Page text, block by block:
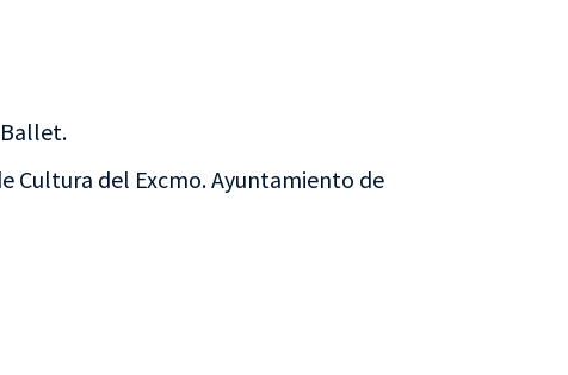
Cultura del Excmo. Ayuntamiento de